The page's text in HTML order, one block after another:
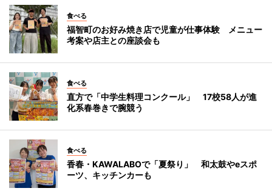
食べる
福智町のお好み焼き店で児童が仕事体験 メニュー
考案や店主との座談会も
食べる
直方で「中学生料理コンクール」 17校58人が進
化系春巻きで腕競う
食べる
香春・KAWALABOで「夏祭り」 和太鼓やeスポ
ーツ、キッチンカーも